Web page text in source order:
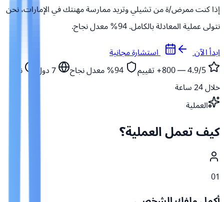
إذا كنت ممرض/ة من تشيلي وتريد ممارسة مهنتك في الإمارات، نحن
نتولى عملية المعادلة بالكامل. 94% معدل نجاح.
ابدأ الآن
استشارة مجانية
تقييم معدل نجاح دول
نبدأ
خلال 24 ساعة
العملية
كيف تعمل العملية؟
01